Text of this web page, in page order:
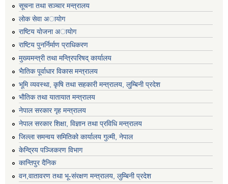
सूचना तथा सञ्चार मन्त्रालय
लाेक सेवा अायाेग
राष्टिय याेजना अायाेग
राष्टिय पुनर्निर्माण प्राधिकरण
मुख्यमन्त्री तथा मन्त्रिपरिषद् कार्यालय
भैातिक पूर्वाधार विकास मन्त्रालय
भूमि व्यवस्था, कृषि तथा सहकारी मन्त्रालय, लु्म्बिनी प्रदेश
भाैतिक तथा यातायात मन्त्रालय
नेपाल सरकार गृह मन्त्रालय
नेपाल सरकार शिक्षा, विज्ञान तथा प्रविधि मन्त्रालय
जिल्ला समन्वय समितिको कार्यालय गुल्मी, नेपाल
केन्द्रिय पञ्जिकरण विभाग
कान्तिपुर दैनिक
वन,वातावरण तथा भू-संरक्षण मन्त्रालय, लुम्बिनी प्रदेश